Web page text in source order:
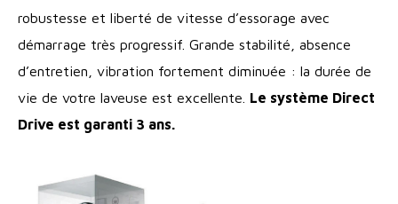
robustesse et liberté de vitesse d’essorage avec
démarrage très progressif. Grande stabilité, absence
d’entretien, vibration fortement diminuée : la durée de
vie de votre laveuse est excellente. Le système Direct
Drive est garanti 3 ans.